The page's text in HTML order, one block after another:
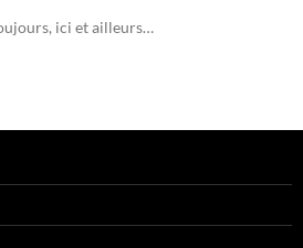
ici et ailleurs…